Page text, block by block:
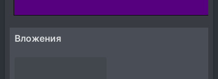
Вложения